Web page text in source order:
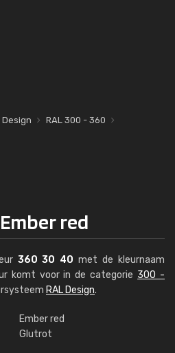
Design
RAL 300 - 360
red
360 30 40 met de kleurnaam
komt voor in de categorie 300 -
RAL Design.
Ember red
Glutrot